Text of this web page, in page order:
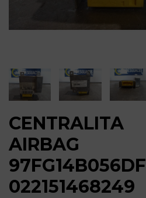
CENTRALITA
AIRBAG
97FG14B056DF
022151468249